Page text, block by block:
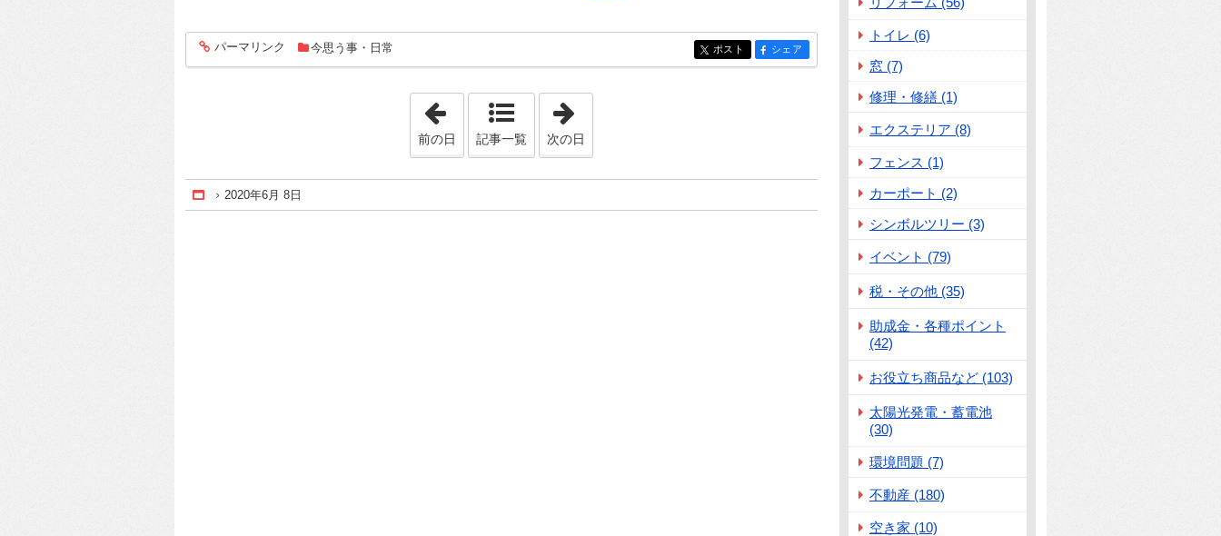
entry270
パーマリンク 今思う事・日常 entry270
ポスト entry270
シェア
「2020年6月 7日」
前の日 記事一覧 次の日
Home
2020年6月 8日
トイレ (6)
窓 (7)
修理・修繕 (1)
エクステリア (8)
フェンス (1)
カーポート (2)
シンボルツリー (3)
イベント (79)
税・その他 (35)
助成金・各種ポイント
(42)
お役立ち商品など (103)
太陽光発電・蓄電池
(30)
環境問題 (7)
不動産 (180)
空き家 (10)